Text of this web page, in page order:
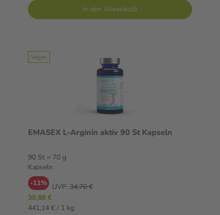
In den Warenkorb
Vegan
EMASEX L-Arginin aktiv 90 St Kapseln
90 St = 70 g
Kapseln
-11% UVP: 34,70 €
30,88 €
441,14 € / 1 kg